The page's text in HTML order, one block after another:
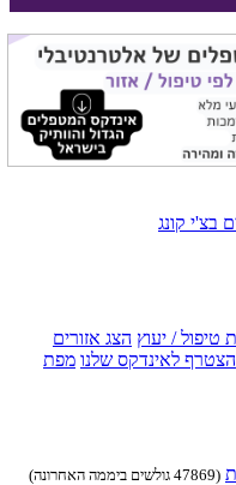
בצ'י קונג
טיפול / יעוץ הצג אזורים
הצטרף לאינדקס שלנו מפת
(47869 גולשים ביממה האחרונה)